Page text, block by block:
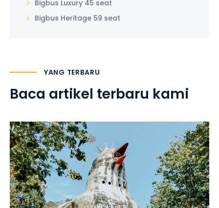
Bigbus Luxury 45 seat
Bigbus Heritage 59 seat
YANG TERBARU
Baca artikel terbaru kami